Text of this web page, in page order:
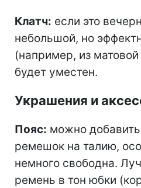
Клатч: если это
небольшой, но
(например, из
будет уместен.
Украшения и
Пояс: можно
ремешок на талию,
немного свободна.
ремень в тон юбки